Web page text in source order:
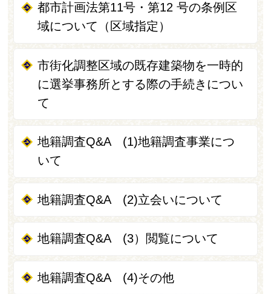
都市計画法第11号・第12 号の条例区
域について（区域指定）
市街化調整区域の既存建築物を一時的
に選挙事務所とする際の手続きについ
て
地籍調査Q&A (1)地籍調査事業につ
いて
地籍調査Q&A (2)立会いについて
地籍調査Q&A (3）閲覧について
地籍調査Q&A (4)その他